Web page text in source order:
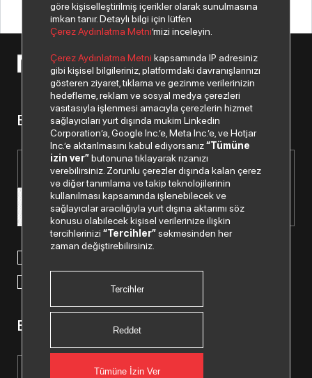
© 2026 Copyright Netex A.Ş. Tüm hakları saklıdır.
Bizden haberiniz olsun.
Paylaştığım kişisel verilerimin işlenmesi hususunda
tarafıma SMS gönderilmesine izni veriyorum.
Bizi Takip Edin.
göre kişiselleştirilmiş içerikler olarak sunulmasına
imkan tanır. Detaylı bilgi için lütfen
Çerez Aydınlatma Metni’mizi inceleyin.
Çerez Aydınlatma Metni kapsamında IP adresiniz
gibi kişisel bilgileriniz, platformdaki davranışlarınızı
gösteren ziyaret, tıklama ve gezinme verilerinizin
hedefleme, reklam ve sosyal medya çerezleri
vasıtasıyla işlenmesi amacıyla çerezlerin hizmet
sağlayıcıları yurt dışında mukim Linkedin
Corporation’a, Google Inc.’e, Meta Inc.’e, ve Hotjar
Inc.’e aktarılmasını kabul ediyorsanız“Tümüne
izin ver”butonuna tıklayarak rızanızı
verebilirsiniz. Zorunlu çerezler dışında kalan çerez
ve diğer tanımlama ve takip teknolojilerinin
kullanılması kapsamında işlenebilecek ve
sağlayıcılar aracılığıyla yurt dışına aktarımı söz
konusu olabilecek kişisel verilerinize ilişkin
tercihlerinizi“Tercihler”sekmesinden her
zaman değiştirebilirsiniz.
Tercihler
Reddet
Tümüne İzin Ver